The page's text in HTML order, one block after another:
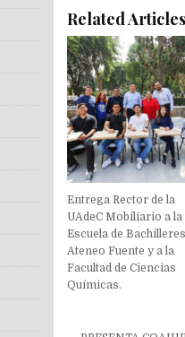
Related Articles
Entrega Rector de la
UAdeC Mobiliario a la
Escuela de Bachilleres
Ateneo Fuente y a la
Facultad de Ciencias
Químicas.